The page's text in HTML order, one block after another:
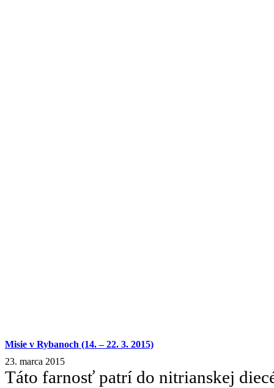
Misie v Rybanoch (14. – 22. 3. 2015)
23. marca 2015
Táto farnosť patrí do nitrianskej